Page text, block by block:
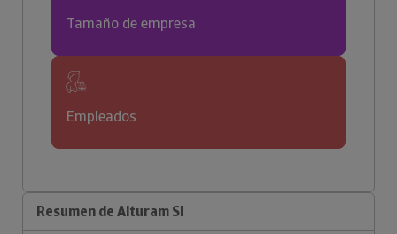
Tamaño de empresa
Empleados
Resumen de Alturam Sl